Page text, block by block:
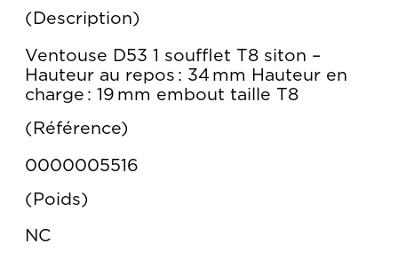
Description
Ventouse D53 1 soufflet T8 siton –
Hauteur au repos : 34 mm Hauteur en
charge : 19 mm embout taille T8
Référence
0000005516
Poids
NC